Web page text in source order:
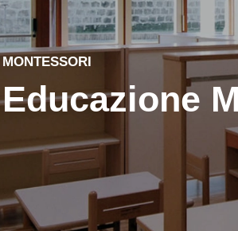
MONTESSORI
Educazione